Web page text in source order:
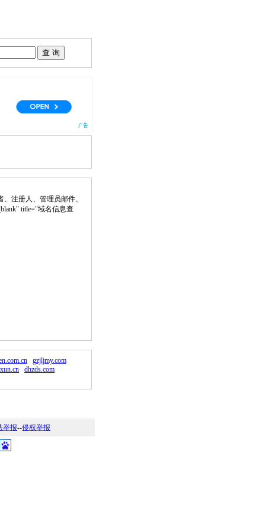
注册人、管理员邮件、
title="域名信息查
gzjljmy.com
dhzds.com
举报--侵权举报